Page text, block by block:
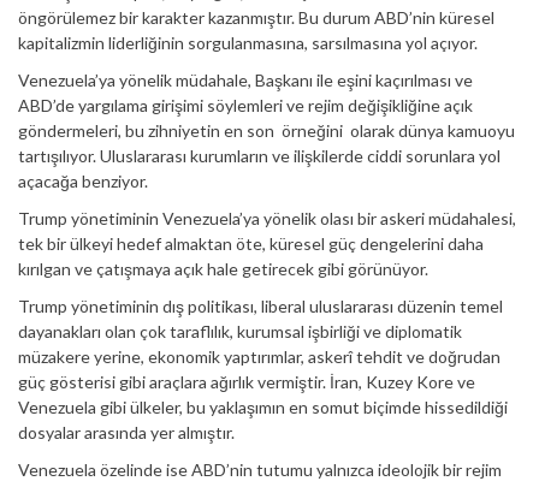
öngörülemez bir karakter kazanmıştır. Bu durum ABD’nin küresel
kapitalizmin liderliğinin sorgulanmasına, sarsılmasına yol açıyor.
Venezuela’ya yönelik müdahale, Başkanı ile eşini kaçırılması ve
ABD’de yargılama girişimi söylemleri ve rejim değişikliğine açık
göndermeleri, bu zihniyetin en son örneğini olarak dünya kamuoyu
tartışılıyor. Uluslararası kurumların ve ilişkilerde ciddi sorunlara yol
açacağa benziyor.
Trump yönetiminin Venezuela’ya yönelik olası bir askeri müdahalesi,
tek bir ülkeyi hedef almaktan öte, küresel güç dengelerini daha
kırılgan ve çatışmaya açık hale getirecek gibi görünüyor.
Trump yönetiminin dış politikası, liberal uluslararası düzenin temel
dayanakları olan çok taraflılık, kurumsal işbirliği ve diplomatik
müzakere yerine, ekonomik yaptırımlar, askerî tehdit ve doğrudan
güç gösterisi gibi araçlara ağırlık vermiştir. İran, Kuzey Kore ve
Venezuela gibi ülkeler, bu yaklaşımın en somut biçimde hissedildiği
dosyalar arasında yer almıştır.
Venezuela özelinde ise ABD’nin tutumu yalnızca ideolojik bir rejim